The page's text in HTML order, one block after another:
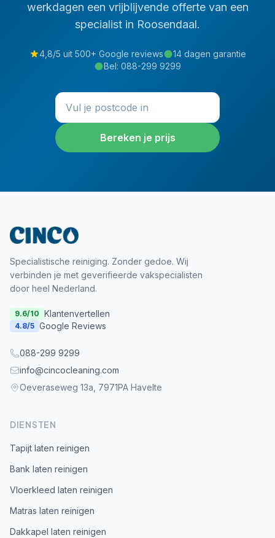
werkdagen een vrijblijvende offerte van een
specialist in Roosendaal.
4,8/5 uit 500+ Google reviews
14 dagen garantie
Bel: 088-299 9299
Bereken je prijs
Specialistische reiniging. Zonder gedoe. Wij
verbinden je met geverifieerde vakspecialisten
door heel Nederland.
9.6/10 Klantenvertellen
4.8/5 Google Reviews
088-299 9299
info@cincocleaning.com
Oeveraseweg 13a, 7971PA Havelte
DIENSTEN
Tapijt laten reinigen
Bank laten reinigen
Vloerkleed laten reinigen
Matras laten reinigen
Dakkapel laten reinigen